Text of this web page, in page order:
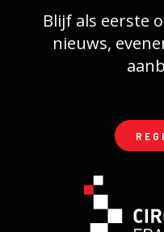
Blijf als eerste
nieuws,